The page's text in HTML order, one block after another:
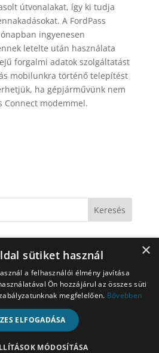
útvonalakat, így ki tudja
A FordPass
ingyenesen
letelte után használata
forgalmi adatok szolgáltatást
mobilunkra történő telepítést
ha gépjárművünk nem
Connect modemmel.
modern technológiával
GPS elterjedése előtt
első műhold: Navstar 1
×
sütiket használ
a felhasználói élmény javítása
Ön hozzájárul az összes süti
megfelelően. Bővebben
ELFOGADÁSA
MÓDOSÍTÁSA